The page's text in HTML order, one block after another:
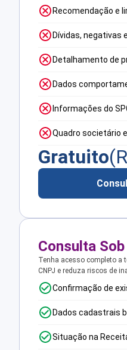
Recomendação e
Dívidas, negativas
Detalhamento de
Dados
Informações do
Quadro societário
Gratuito
Consulta
Tenha acesso completo a
CNPJ e reduza riscos de
Confirmação de
Dados cadastrais
Situação na